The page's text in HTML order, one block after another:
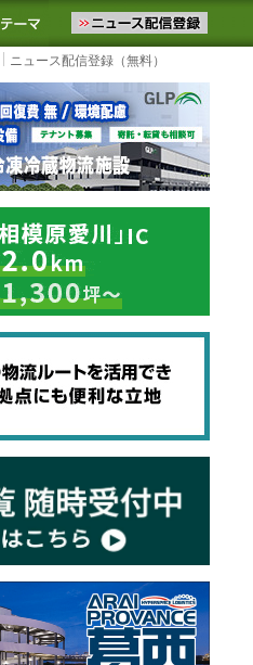
届けします。物流ニュース
に追加 よく見るテーマ
ニュース配信登録（無料）